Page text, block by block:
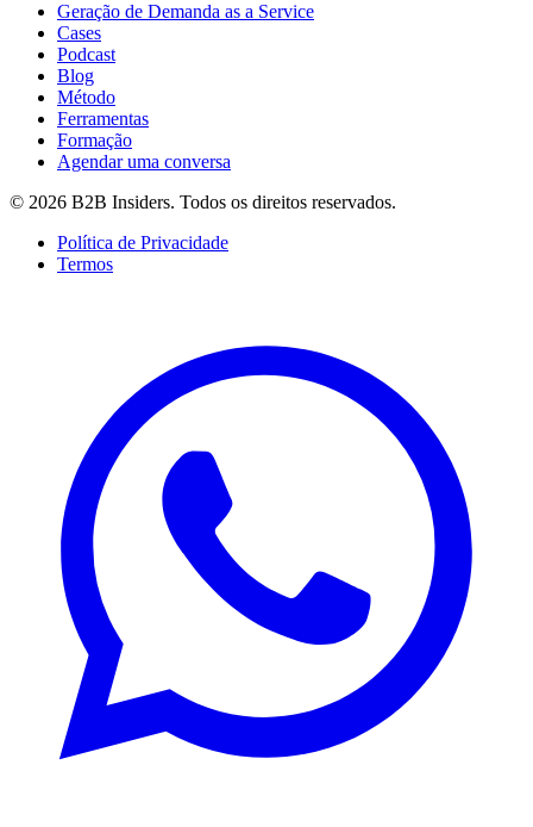
Geração de Demanda as a Service
Cases
Podcast
Blog
Método
Ferramentas
Formação
Agendar uma conversa
© 2026 B2B Insiders. Todos os direitos reservados.
Política de Privacidade
Termos